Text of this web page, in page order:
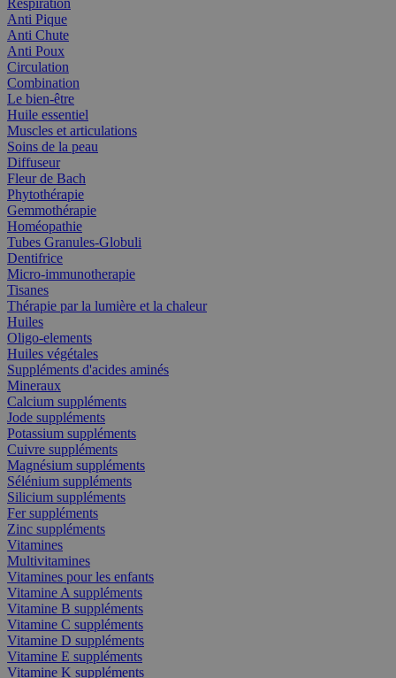
Anti Pique
Anti Chute
Anti Poux
Circulation
Combination
Le bien-être
Huile essentiel
Muscles et articulations
Soins de la peau
Diffuseur
Fleur de Bach
Phytothérapie
Gemmothérapie
Homéopathie
Tubes Granules-Globuli
Dentifrice
Micro-immunotherapie
Tisanes
Thérapie par la lumière et la chaleur
Huiles
Oligo-elements
Huiles végétales
Suppléments d'acides aminés
Mineraux
Calcium suppléments
Jode suppléments
Potassium suppléments
Cuivre suppléments
Magnésium suppléments
Sélénium suppléments
Silicium suppléments
Fer suppléments
Zinc suppléments
Vitamines
Multivitamines
Vitamines pour les enfants
Vitamine A suppléments
Vitamine B suppléments
Vitamine C suppléments
Vitamine D suppléments
Vitamine E suppléments
Vitamine K suppléments